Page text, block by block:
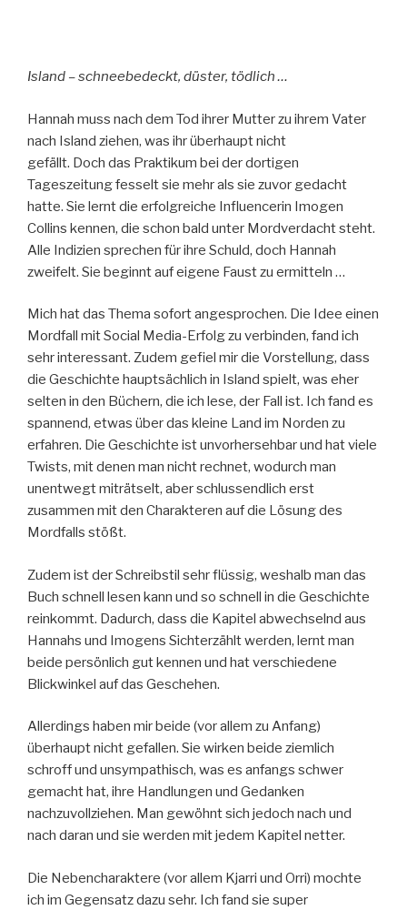
Island – schneebedeckt, düster, tödlich …
Hannah muss nach dem Tod ihrer Mutter zu ihrem Vater
nach Island ziehen, was ihr überhaupt nicht
gefällt. Doch das Praktikum bei der dortigen
Tageszeitung fesselt sie mehr als sie zuvor gedacht
hatte. Sie lernt die erfolgreiche Influencerin Imogen
Collins kennen, die schon bald unter Mordverdacht steht.
Alle Indizien sprechen für ihre Schuld, doch Hannah
zweifelt. Sie beginnt auf eigene Faust zu ermitteln …
Mich hat das Thema sofort angesprochen. Die Idee einen
Mordfall mit Social Media-Erfolg zu verbinden, fand ich
sehr interessant. Zudem gefiel mir die Vorstellung, dass
die Geschichte hauptsächlich in Island spielt, was eher
selten in den Büchern, die ich lese, der Fall ist. Ich fand es
spannend, etwas über das kleine Land im Norden zu
erfahren. Die Geschichte ist unvorhersehbar und hat viele
Twists, mit denen man nicht rechnet, wodurch man
unentwegt miträtselt, aber schlussendlich erst
zusammen mit den Charakteren auf die Lösung des
Mordfalls stößt.
Zudem ist der Schreibstil sehr flüssig, weshalb man das
Buch schnell lesen kann und so schnell in die Geschichte
reinkommt. Dadurch, dass die Kapitel abwechselnd aus
Hannahs und Imogens Sichterzählt werden, lernt man
beide persönlich gut kennen und hat verschiedene
Blickwinkel auf das Geschehen.
Allerdings haben mir beide (vor allem zu Anfang)
überhaupt nicht gefallen. Sie wirken beide ziemlich
schroff und unsympathisch, was es anfangs schwer
gemacht hat, ihre Handlungen und Gedanken
nachzuvollziehen. Man gewöhnt sich jedoch nach und
nach daran und sie werden mit jedem Kapitel netter.
Die Nebencharaktere (vor allem Kjarri und Orri) mochte
ich im Gegensatz dazu sehr. Ich fand sie super